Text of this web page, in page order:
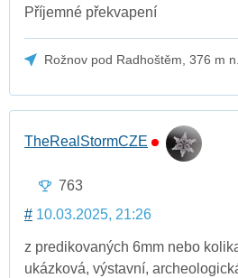
Příjemné překvapení
Rožnov pod Radhoštěm, 376 m
TheRealStormCZE
763
# 10.03.2025, 21:26
z predikovaných 6mm nebo
ukázková, výstavní,